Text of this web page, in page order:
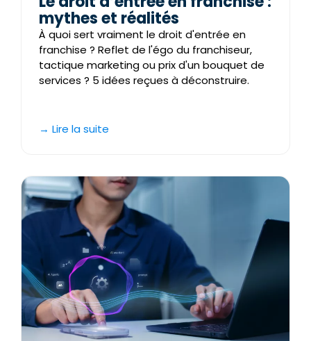
mythes et réalités
À quoi sert vraiment le droit d'entrée en
franchise ? Reflet de l'égo du franchiseur,
tactique marketing ou prix d'un bouquet de
services ? 5 idées reçues à déconstruire.
→ Lire la suite